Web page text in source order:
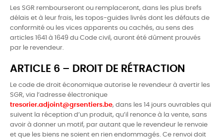
Les SGR rembourseront ou remplaceront, dans les plus brefs
délais et à leur frais, les topos-guides livrés dont les défauts de
conformité ou les vices apparents ou cachés, au sens des
articles 1641 à 1649 du Code civil, auront été dûment prouvés
par le revendeur.
ARTICLE 6 – DROIT DE RÉTRACTION
Le code de droit économique autorise le revendeur à avertir les
SGR, via l’adresse électronique
tresorier.adjoint@grsentiers.be, dans les 14 jours ouvrables qui
suivent la réception d’un produit, qu’il renonce à la vente, sans
avoir à donner un motif, par autant que le revendeur le renvoie
et que les biens ne soient en rien endommagés. Ce renvoi doit